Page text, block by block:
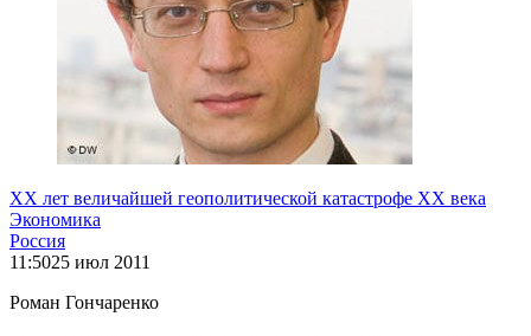
ХХ лет величайшей геополитической катастрофе ХХ века
Экономика
Россия
11:5025 июл 2011
Роман Гончаренко